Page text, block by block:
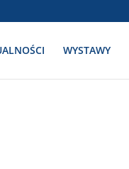
WYSTAWY